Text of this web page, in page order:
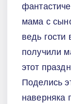
мама с
ведь гости
получили
этот
Поделись
наверняка